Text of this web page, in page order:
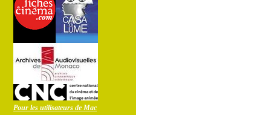
Pour les utilisateurs de Mac